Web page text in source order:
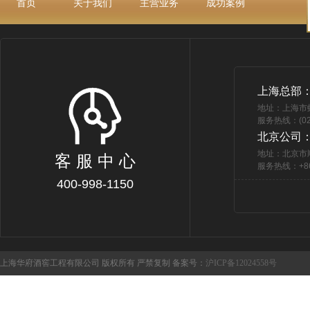
首页 关于我们 主营业务 成功案例
客 服 中 心
400-998-1150
上海总部
地址：上海
服务热线：
北京公司
地址：北京市
服务热线：
上海华府酒窖工程有限公司 版权所有 严禁复制 备案号： 沪ICP备12024558号